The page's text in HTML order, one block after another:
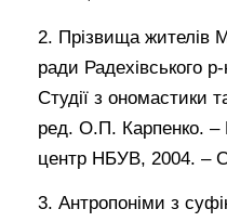
2. Прізвища жителів
ради Радехівського
Студії з ономастики
ред. О.П. Карпенко. –
центр НБУВ, 2004. –
3. Антропоніми з